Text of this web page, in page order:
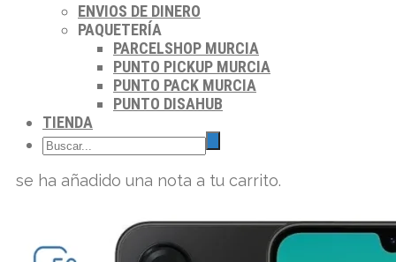
ENVIOS DE DINERO
PAQUETERÍA
PARCELSHOP MURCIA
PUNTO PICKUP MURCIA
PUNTO PACK MURCIA
PUNTO DISAHUB
TIENDA
se ha añadido una nota a tu carrito.